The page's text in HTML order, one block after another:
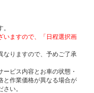
ますので、「日程選択画
りますので、予めご了承
ビス内容とお車の状態・
と作業価格が異なる場合が
い。